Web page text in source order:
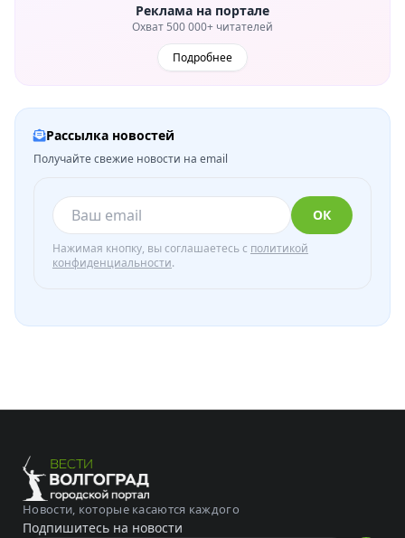
Реклама на портале
Охват 500 000+ читателей
Подробнее
Рассылка новостей
Получайте свежие новости на email
ОК
Нажимая кнопку, вы соглашаетесь с политикой
конфиденциальности.
Новости, которые касаются каждого
Подпишитесь на новости